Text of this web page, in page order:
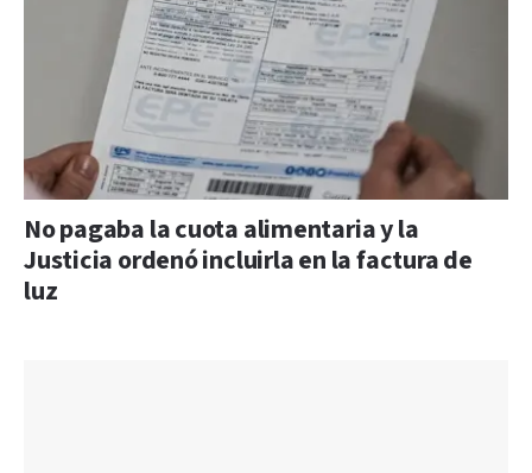
No pagaba la cuota alimentaria y la
Justicia ordenó incluirla en la factura de
luz